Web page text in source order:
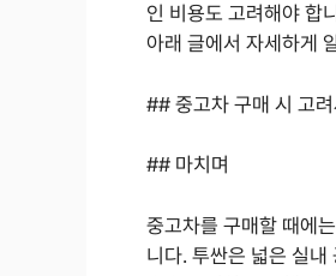
인 비용도 고려해야 합
아래 글에서 자세하게
## 중고차 구매 시 고
## 마치며
중고차를 구매할 때에
니다. 투싼은 넓은 실